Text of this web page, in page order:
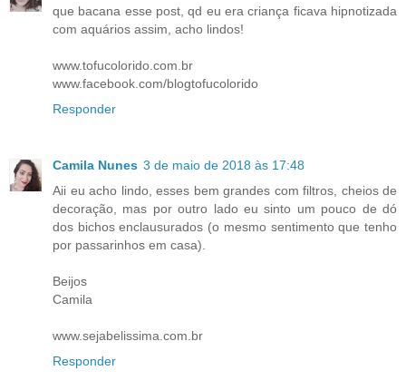
que bacana esse post, qd eu era criança ficava hipnotizada
com aquários assim, acho lindos!
www.tofucolorido.com.br
www.facebook.com/blogtofucolorido
Responder
Camila Nunes 3 de maio de 2018 às 17:48
Aii eu acho lindo, esses bem grandes com filtros, cheios de
decoração, mas por outro lado eu sinto um pouco de dó
dos bichos enclausurados (o mesmo sentimento que tenho
por passarinhos em casa).
Beijos
Camila
www.sejabelissima.com.br
Responder